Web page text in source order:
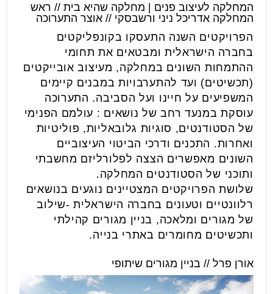
המחלקה לעיצוב פנים | מחלקה שהיא בית // ראש
המחלקה אדריכל ניני ורשבסקי // אוצר התערוכה
הפרויקטים השנה התעסקו בקונפליקטים
בחברה הישראלית ומבטאים את תחומי
ההתמחות השונים במחלקה, מעיצוב אובייקטים
(תכשיטים) ועד להתערבויות במבנים קיימים
המשפיעים על חיינו ועל הסביבה. התערוכה
עוסקת במנעד רחב של נושאים : עולמם הפנימי
של הסטודנטים, סוגיות גלובאליות, פוליטיות
ואחרות. התכנים ודרכי הביטוי העיצוביים
השונים מאפשרים הצצה לפלורליזם מחשבתי
ותוכני של הסטודנטים המחלקה.
שלושת הפרויקטים המצטיינים נוגעים בנושאים
רלוונטיים וטעונים בחברה הישראלית -שילוב
של מגורים ומלאכה, בניין מגורים קהילתי
ותכשיטים מחומרים באתרי בנייה.
אורן פרל // בניין מגורים שיתופי